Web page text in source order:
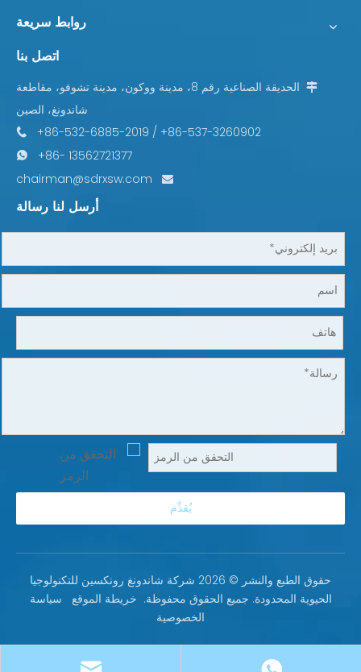
روابط سريعة
اتصل بنا

الحديقة الصناعية رقم 8، مدينة ووكون، مدينة تشوفو، مقاطعة
شاندونغ، الصين
 +86-532-6885-2019 / +86-537-3260902
 +86- 13562721377

chairman@sdrxsw.com
أرسل لنا رسالة
يُقدِّم
حقوق الطبع والنشر © 2026 شركة شاندونغ رونكسين للتكنولوجيا
الحيوية المحدودة. جميع الحقوق محفوظة. خريطة الموقع
سياسة
الخصوصية